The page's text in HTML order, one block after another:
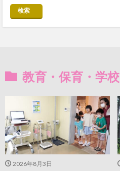
検索
教育・保育・学校
2026年8月3日